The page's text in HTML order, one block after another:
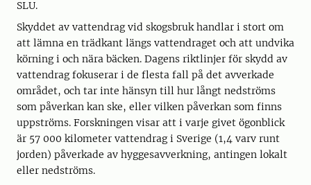
SLU.
Skyddet av vattendrag vid skogsbruk handlar i stort om
att lämna en trädkant längs vattendraget och att undvika
körning i och nära bäcken. Dagens riktlinjer för skydd av
vattendrag fokuserar i de flesta fall på det avverkade
området, och tar inte hänsyn till hur långt nedströms
som påverkan kan ske, eller vilken påverkan som finns
uppströms. Forskningen visar att i varje givet ögonblick
är 57 000 kilometer vattendrag i Sverige (1,4 varv runt
jorden) påverkade av hyggesavverkning, antingen lokalt
eller nedströms.